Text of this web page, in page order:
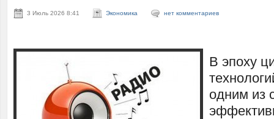
3 Июль 2026 8:41 Экономика нет комментариев
В эпоху
одним из